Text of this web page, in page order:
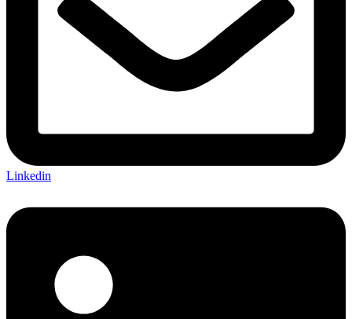
Linkedin